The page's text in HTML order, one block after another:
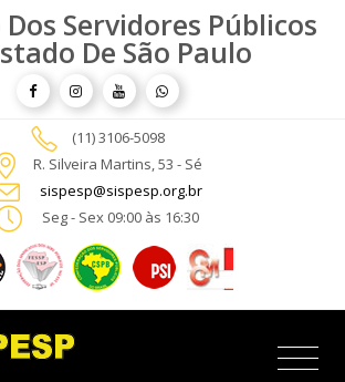
Servidores Públicos
De São Paulo
(11) 3106-5098
R. Silveira Martins, 53 - Sé
sispesp@sispesp.org.br
Seg - Sex 09:00 às 16:30